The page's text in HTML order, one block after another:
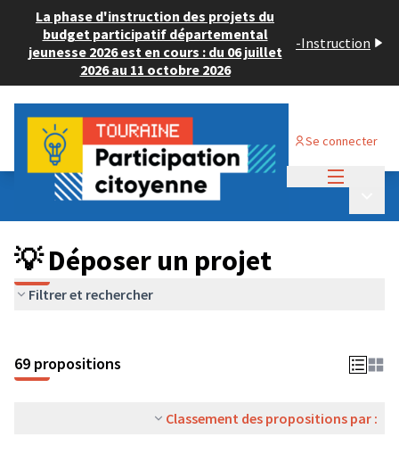
La phase d'instruction des projets du
budget participatif départemental
jeunesse 2026 est en cours : du 06 juillet
2026 au 11 octobre 2026
-Instruction
Se connecter
Budget Participatif ADULTE 2024
💡 Déposer un projet
💡 Déposer un projet
Filtrer et rechercher
69 propositions
Classement des propositions par :